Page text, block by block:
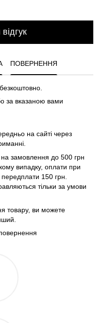
ПОВЕРНЕННЯ
за вказаною вами
на сайті через
замовлення до 500 грн
випадку, оплати при
150 грн.
тільки за умови
товару, ви можете